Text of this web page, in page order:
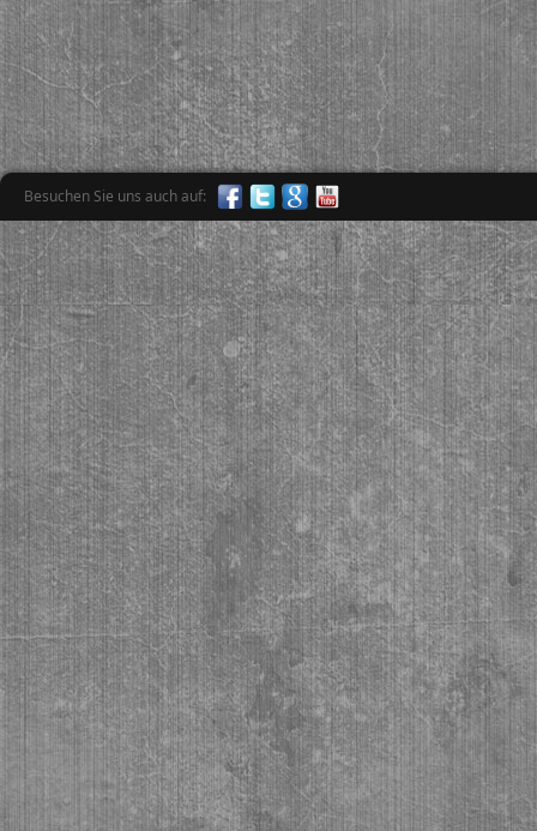
Besuchen Sie uns auch auf: